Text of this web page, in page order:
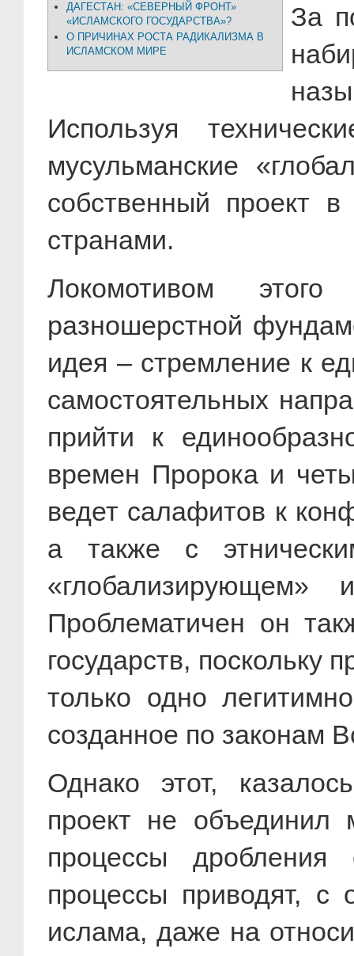
ДАГЕСТАН: «СЕВЕРНЫЙ ФРОНТ»
«ИСЛАМСКОГО ГОСУДАРСТВА»?
О ПРИЧИНАХ РОСТА РАДИКАЛИЗМА В
ИСЛАМСКОМ МИРЕ
За
Используя
мусульманские
собственный проект
странами.
Локомотивом
разношерстной
идея – стремление к
самостоятельных
прийти к
времен Пророка и
ведет салафитов к
а также с
«глобализирующем»
Проблематичен он
государств, поскольку
только одно
созданное по законам
Однако этот,
проект не объединил
процессы
процессы приводят, с
ислама, даже на